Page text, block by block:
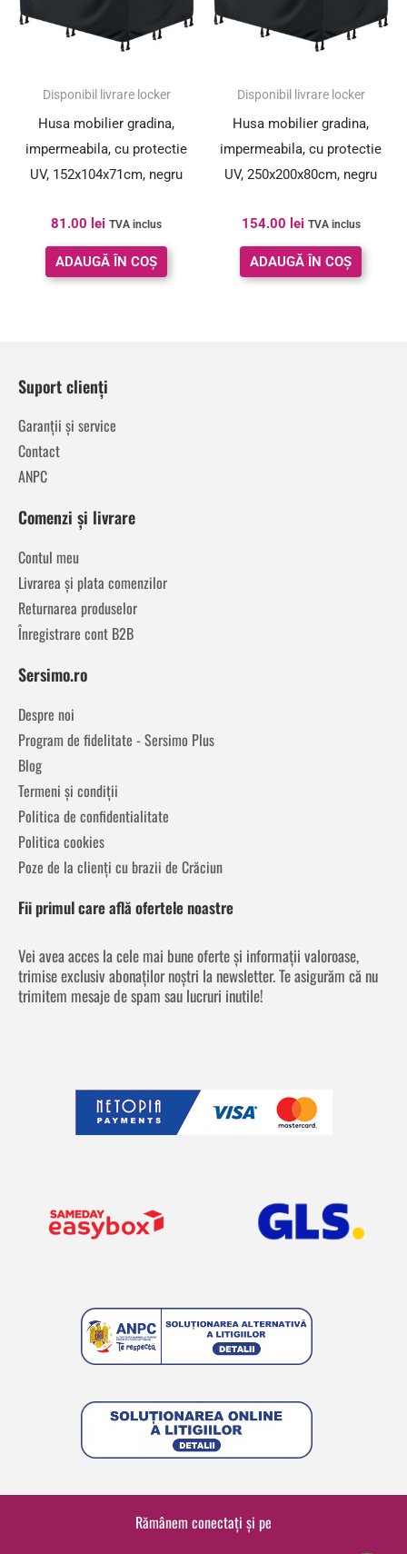
Disponibil livrare locker
Husa mobilier gradina,
impermeabila, cu protectie
UV, 152x104x71cm, negru
81.00 lei TVA inclus
ADAUGĂ ÎN COȘ
Disponibil livrare locker
Husa mobilier gradina,
impermeabila, cu protectie
UV, 250x200x80cm, negru
154.00 lei TVA inclus
ADAUGĂ ÎN COȘ
Suport clienți
Garanții și service
Contact
ANPC
Comenzi și livrare
Contul meu
Livrarea și plata comenzilor
Returnarea produselor
Înregistrare cont B2B
Sersimo.ro
Despre noi
Program de fidelitate - Sersimo Plus
Blog
Termeni și condiții
Politica de confidentialitate
Politica cookies
Poze de la clienți cu brazii de Crăciun
Fii primul care află ofertele noastre
Vei avea acces la cele mai bune oferte și informații valoroase,
trimise exclusiv abonaților noștri la newsletter. Te asigurăm că nu
trimitem mesaje de spam sau lucruri inutile!
Rămânem conectați și pe